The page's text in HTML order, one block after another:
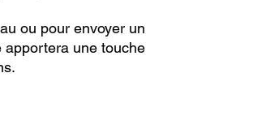
ou pour envoyer un
apportera une touche